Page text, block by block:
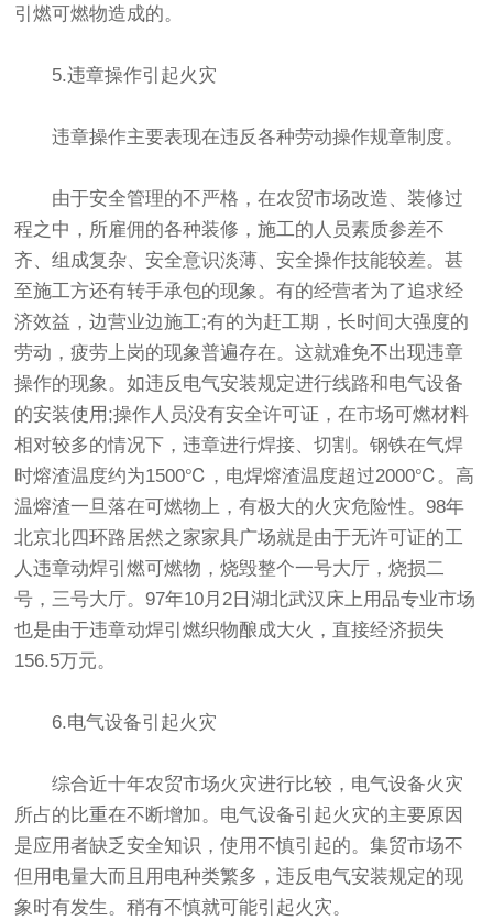
引燃可燃物造成的。
5.违章操作引起火灾
违章操作主要表现在违反各种劳动操作规章制度。
由于安全管理的不严格，在农贸市场改造、装修过
程之中，所雇佣的各种装修，施工的人员素质参差不
齐、组成复杂、安全意识淡薄、安全操作技能较差。甚
至施工方还有转手承包的现象。有的经营者为了追求经
济效益，边营业边施工;有的为赶工期，长时间大强度的
劳动，疲劳上岗的现象普遍存在。这就难免不出现违章
操作的现象。如违反电气安装规定进行线路和电气设备
的安装使用;操作人员没有安全许可证，在市场可燃材料
相对较多的情况下，违章进行焊接、切割。钢铁在气焊
时熔渣温度约为1500℃，电焊熔渣温度超过2000℃。高
温熔渣一旦落在可燃物上，有极大的火灾危险性。98年
北京北四环路居然之家家具广场就是由于无许可证的工
人违章动焊引燃可燃物，烧毁整个一号大厅，烧损二
号，三号大厅。97年10月2日湖北武汉床上用品专业市场
也是由于违章动焊引燃织物酿成大火，直接经济损失
156.5万元。
6.电气设备引起火灾
综合近十年农贸市场火灾进行比较，电气设备火灾
所占的比重在不断增加。电气设备引起火灾的主要原因
是应用者缺乏安全知识，使用不慎引起的。集贸市场不
但用电量大而且用电种类繁多，违反电气安装规定的现
象时有发生。稍有不慎就可能引起火灾。